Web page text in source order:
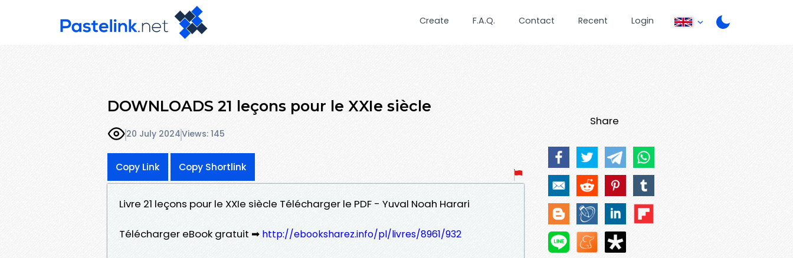
Create F.A.Q. Contact Recent Login
DOWNLOADS 21 leçons pour le XXIe siècle
20 July 2024Views: 145
Copy Link Copy Shortlink
Livre 21 leçons pour le XXIe siècle Télécharger le PDF - Yuval Noah Harari
Télécharger eBook gratuit ➡ http://ebooksharez.info/pl/livres/8961/932
Share